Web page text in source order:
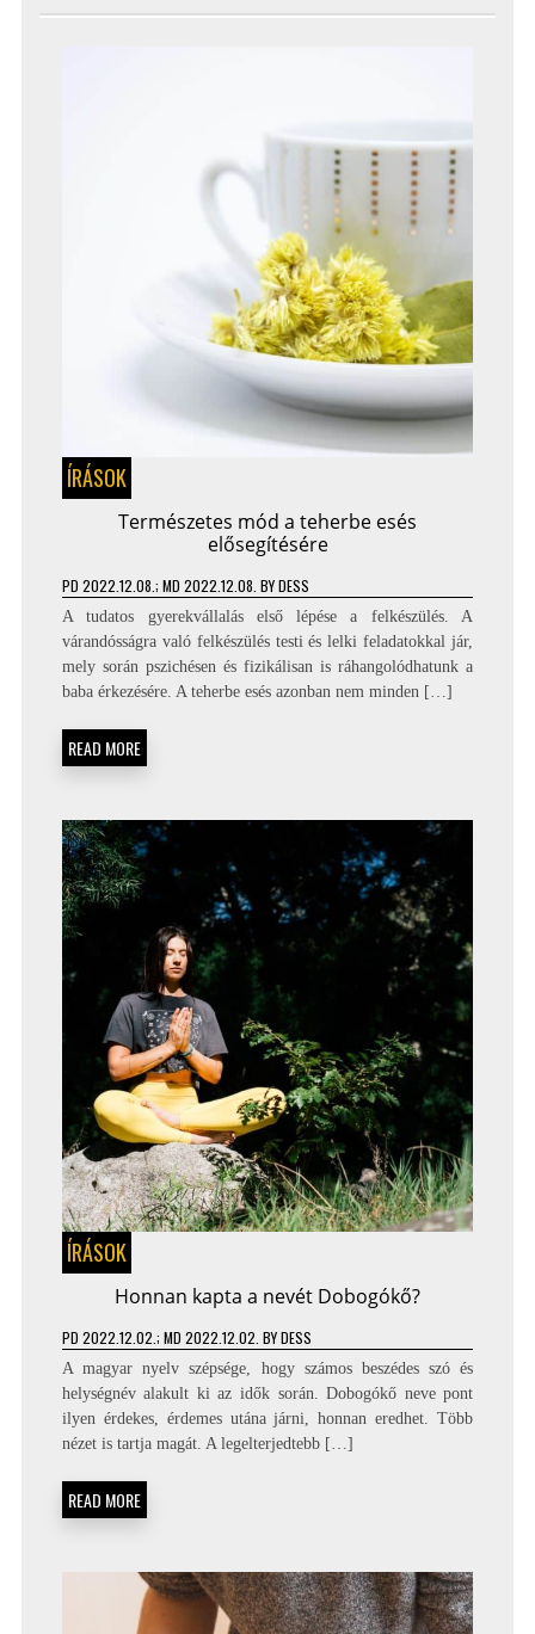
ÍRÁSOK
Természetes mód a teherbe esés
elősegítésére
PD 2022.12.08. ; MD 2022.12.08. BYDESS
A tudatos gyerekvállalás első lépése a felkészülés. A
várandósságra való felkészülés testi és lelki feladatokkal jár,
mely során pszichésen és fizikálisan is ráhangolódhatunk a
baba érkezésére. A teherbe esés azonban nem minden […]
READ MORE
ÍRÁSOK
Honnan kapta a nevét Dobogókő?
PD 2022.12.02. ; MD 2022.12.02. BYDESS
A magyar nyelv szépsége, hogy számos beszédes szó és
helységnév alakult ki az idők során. Dobogókő neve pont
ilyen érdekes, érdemes utána járni, honnan eredhet. Több
nézet is tartja magát. A legelterjedtebb […]
READ MORE